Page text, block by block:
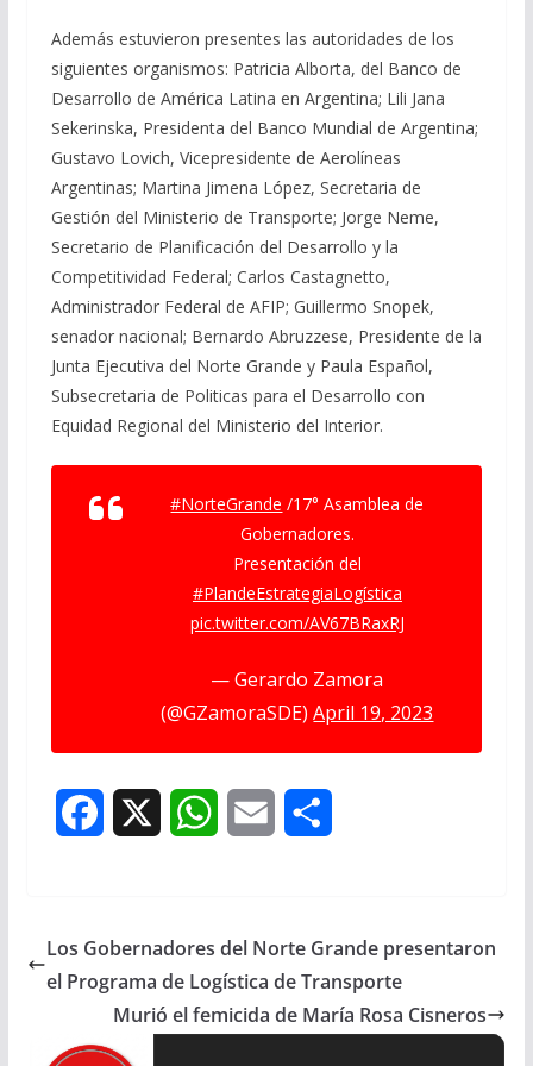
Además estuvieron presentes las autoridades de los
siguientes organismos: Patricia Alborta, del Banco de
Desarrollo de América Latina en Argentina; Lili Jana
Sekerinska, Presidenta del Banco Mundial de Argentina;
Gustavo Lovich, Vicepresidente de Aerolíneas
Argentinas; Martina Jimena López, Secretaria de
Gestión del Ministerio de Transporte; Jorge Neme,
Secretario de Planificación del Desarrollo y la
Competitividad Federal; Carlos Castagnetto,
Administrador Federal de AFIP; Guillermo Snopek,
senador nacional; Bernardo Abruzzese, Presidente de la
Junta Ejecutiva del Norte Grande y Paula Español,
Subsecretaria de Politicas para el Desarrollo con
Equidad Regional del Ministerio del Interior.
#NorteGrande /17° Asamblea de
Gobernadores.
Presentación del
#PlandeEstrategiaLogística
pic.twitter.com/AV67BRaxRJ
— Gerardo Zamora
(@GZamoraSDE)April 19, 2023
e
b
o
W
t
i
r
e
Los Gobernadores del Norte Grande presentaron
el Programa de Logística de Transporte
Murió el femicida de María Rosa Cisneros